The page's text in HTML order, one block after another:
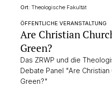
Ort: Theologische Fakultät
ÖFFENTLICHE VERANSTALTUNG
Are Christian
Green?
Das ZRWP und die
Debate Panel "Are Christian
Green?"